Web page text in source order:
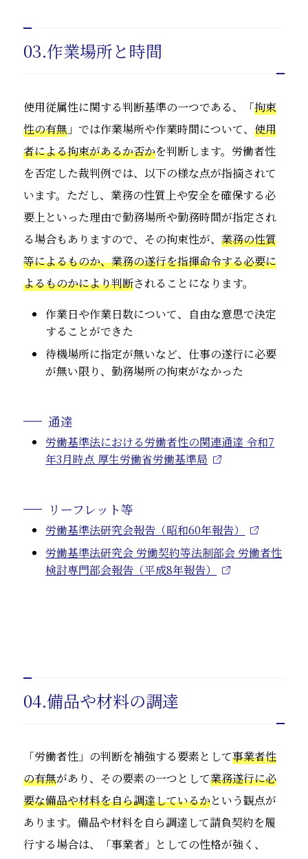
03.作業場所と時間
使用従属性に関する判断基準の一つである、「拘束
性の有無 」では作業場所や作業時間について、使用
者による拘束があるか否かを判断します。労働者性
を否定した裁判例では、以下の様な点が指摘されて
います。ただし、業務の性質上や安全を確保する必
要上といった理由で勤務場所や勤務時間が指定され
る場合もありますので、その拘束性が、業務の性質
等によるものか、業務の遂行を指揮命令する必要に
よるものかにより判断されることになります。
作業日や作業日数について、自由な意思で決定
することができた
待機場所に指定が無いなど、仕事の遂行に必要
が無い限り、勤務場所の拘束がなかった
通達
労働基準法における労働者性の関連通達 令和7
年3月時点 厚生労働省労働基準局
リーフレット等
労働基準法研究会報告（昭和60年報告）
労働基準法研究会 労働契約等法制部会 労働者性
検討専門部会報告（平成8年報告）
04.備品や材料の調達
「労働者性」の判断を補強する要素として事業者性
の有無があり、その要素の一つとして業務遂行に必
要な備品や材料を自ら調達しているかという観点が
あります。備品や材料を自ら調達して請負契約を履
行する場合は、「事業者」としての性格が強く、